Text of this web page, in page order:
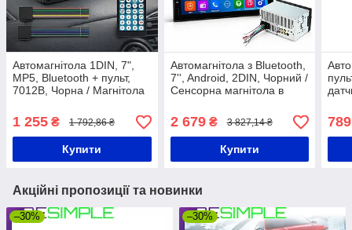
Автомагнітола 1DIN, 7",
MP5, Bluetooth + пульт,
7012B, Чорна / Магнітола
керуванням / Сенсорна
магнітола в машину
1 255 ₴ 1 792,86 ₴
Купити
Автомагнітола з Bluetooth,
7'', Android, 2DIN, Чорний /
Сенсорна магнітола в
магнітола
2 679₴ 3 827,14 ₴
Купити
Акційні пропозиції та новинки
–30% –30%